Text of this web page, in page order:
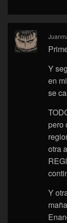
Y
en
se
pero
otra
Y